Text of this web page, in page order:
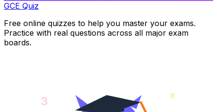
GCE Quiz
Free online quizzes to help you master your exams.
Practice with real questions across all major exam
boards.
3 x